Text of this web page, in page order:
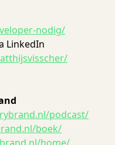
nodig/
LinkedIn
podcast/
boek/